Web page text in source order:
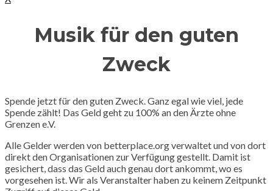
Musik für den guten
Zweck
Spende jetzt für den guten Zweck. Ganz egal wie viel, jede
Spende zählt! Das Geld geht zu 100% an den Ärzte ohne
Grenzen e.V.
Alle Gelder werden von betterplace.org verwaltet und von dort
direkt den Organisationen zur Verfügung gestellt. Damit ist
gesichert, dass das Geld auch genau dort ankommt, wo es
vorgesehen ist. Wir als Veranstalter haben zu keinem Zeitpunkt